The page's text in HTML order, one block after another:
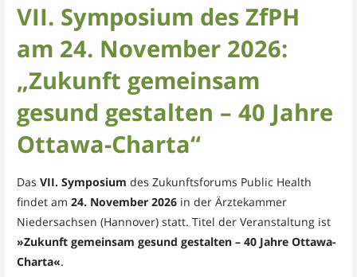
VII. Symposium des ZfPH
am 24. November 2026:
„Zukunft gemeinsam
gesund gestalten – 40 Jahre
Ottawa-Charta“
Das VII. Symposium des Zukunftsforums Public Health
findet am 24. November 2026in der Ärztekammer
Niedersachsen (Hannover) statt. Titel der Veranstaltung ist
»Zukunft gemeinsam gesund gestalten – 40 Jahre Ottawa-
Charta«.